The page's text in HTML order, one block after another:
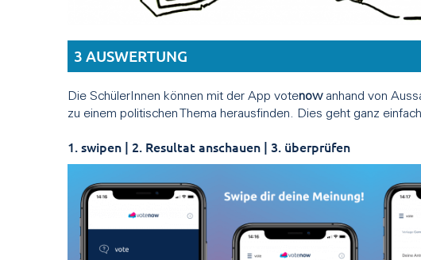
3 AUSWERTUNG
Die SchülerInnen können mit der App votenow anhand von
zu einem politischen Thema herausfinden. Dies geht ganz
1. swipen | 2. Resultat anschauen | 3. überprüfen